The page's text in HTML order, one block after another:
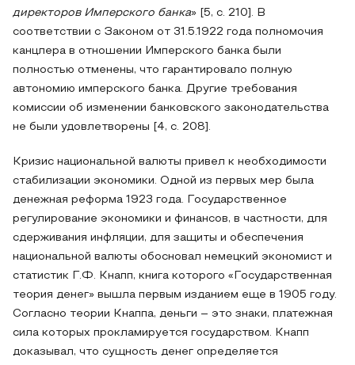
директоров Имперского банка» [5, с. 210]. В
соответствии с Законом от 31.5.1922 года полномочия
канцлера в отношении Имперского банка были
полностью отменены, что гарантировало полную
автономию имперского банка. Другие требования
комиссии об изменении банковского законодательства
не были удовлетворены [4, с. 208].
Кризис национальной валюты привел к необходимости
стабилизации экономики. Одной из первых мер была
денежная реформа 1923 года. Государственное
регулирование экономики и финансов, в частности, для
сдерживания инфляции, для защиты и обеспечения
национальной валюты обосновал немецкий экономист и
статистик Г.Ф. Кнапп, книга которого «Государственная
теория денег» вышла первым изданием еще в 1905 году.
Согласно теории Кнаппа, деньги – это знаки, платежная
сила которых прокламируется государством. Кнапп
доказывал, что сущность денег определяется